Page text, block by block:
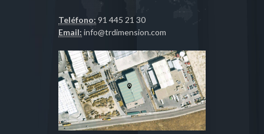
Teléfono: 91 445 21 30
Email: info@trdimension.com